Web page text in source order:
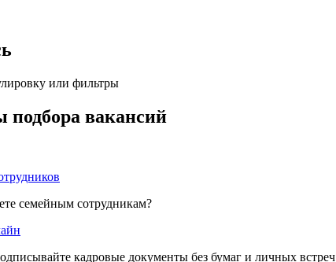
или фильтры
вакансий
семейным сотрудникам?
кадровые документы без бумаг и личных встреч